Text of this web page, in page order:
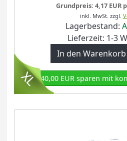
Grundpreis: 4,17 EUR
inkl. MwSt. zzgl.
Lagerbestand:
Lieferzeit: 1-3
In den Warenkorb
140,00 EUR sparen mit